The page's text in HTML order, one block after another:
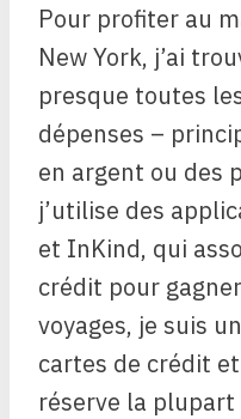
Pour profiter au
New York, j’ai
presque toutes
dépenses –
en argent ou des
j’utilise des
et InKind, qui
crédit pour
voyages, je suis
cartes de crédit
réserve la plupart